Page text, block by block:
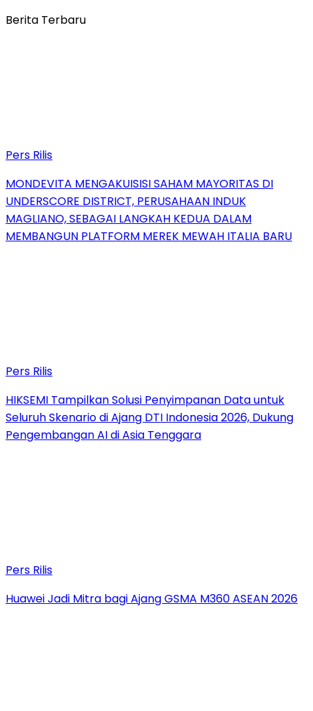
Berita Terbaru
Pers Rilis
MONDEVITA MENGAKUISISI SAHAM MAYORITAS DI
UNDERSCORE DISTRICT, PERUSAHAAN INDUK
MAGLIANO, SEBAGAI LANGKAH KEDUA DALAM
MEMBANGUN PLATFORM MEREK MEWAH ITALIA BARU
Pers Rilis
HIKSEMI Tampilkan Solusi Penyimpanan Data untuk
Seluruh Skenario di Ajang DTI Indonesia 2026, Dukung
Pengembangan AI di Asia Tenggara
Pers Rilis
Huawei Jadi Mitra bagi Ajang GSMA M360 ASEAN 2026